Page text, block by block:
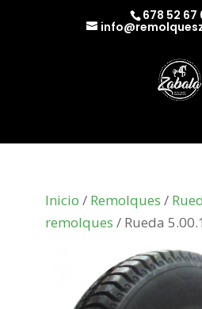
678 52 67
Inicio / Remolques /
remolques / Rueda